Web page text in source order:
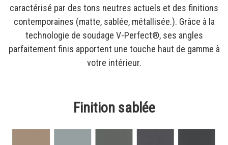
caractérisé par des tons neutres actuels et des finitions
contemporaines (matte, sablée, métallisée.). Grâce à la
technologie de soudage V-Perfect®, ses angles
parfaitement finis apportent une touche haut de gamme à
votre intérieur.
Finition sablée